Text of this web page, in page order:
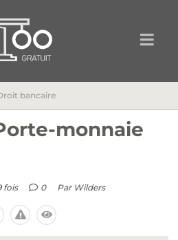
bancaire
monnaie
fois 0 Par Wilders